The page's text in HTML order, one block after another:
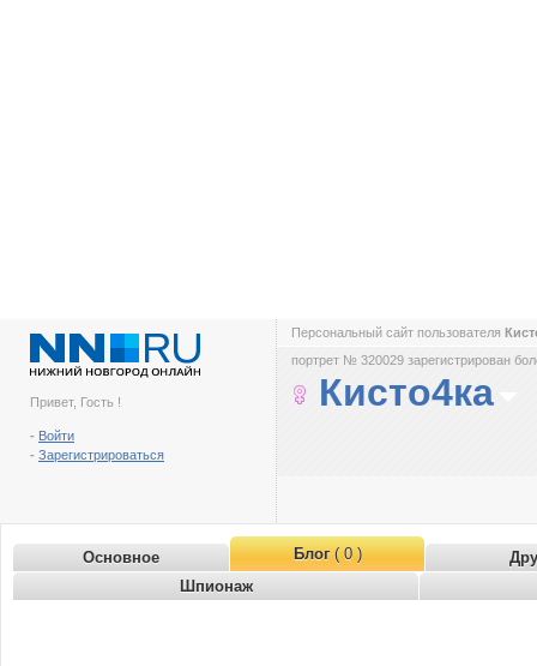
Привет, Гость !
- Войти
- Зарегистрироваться
Персональный сайт пользователя
портрет № 320029 зарегистрирован
Кисто4ка
Основное Блог( 0 )
Шпионаж